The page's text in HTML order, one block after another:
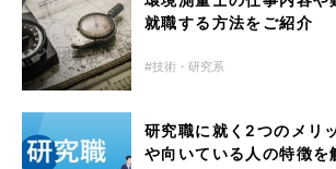
就職する方法をご紹介
技術・研究系
研究職に就く2つのメリ
や向いている人の特徴を